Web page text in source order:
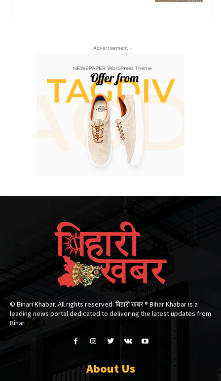
- Advertisement -
© Bihari Khabar. All rights reserved. बिहारी खबर ®​ Bihar Khabar is a
leading news portal dedicated to delivering the latest updates from
Bihar.
About Us